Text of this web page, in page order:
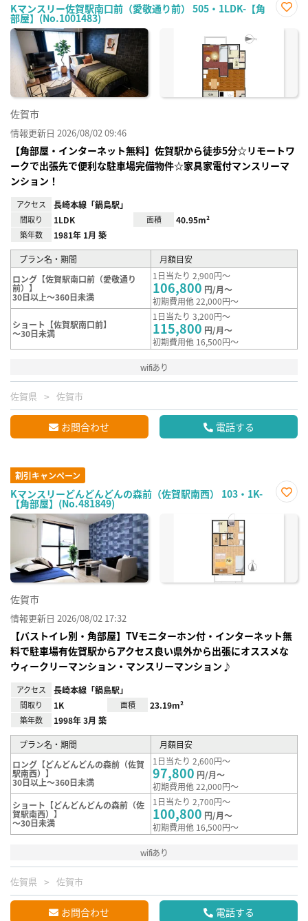
Kマンスリー佐賀駅南口前（愛敬通り前） 505・1LDK-【角
部屋】(No.1001483)
に入
佐賀市
情報更新日 2026/08/02 09:46
【角部屋・インターネット無料】佐賀駅から徒歩5分☆リモートワ
ークで出張先で便利な駐車場完備物件☆家具家電付マンスリーマ
ンション！
アクセス 長崎本線「鍋島駅」
間取り 1LDK 面積 40.95m²
築年数 1981年 1月 築
プラン名・期間
月額目安
ロング【佐賀駅南口前（愛敬通り
前）】
30日以上～360日未満
1日当たり 2,900円～
106,800 円/月～
初期費用他 22,000円～
ショート【佐賀駅南口前】
～30日未満
1日当たり 3,200円～
115,800 円/月～
初期費用他 16,500円～
wifiあり
佐賀県 佐賀市
お問合わせ 電話する
割引キャンペーン
Kマンスリーどんどんどんの森前（佐賀駅南西） 103・1K-
【角部屋】(No.481849)
に入
佐賀市
情報更新日 2026/08/02 17:32
【バストイレ別・角部屋】TVモニターホン付・インターネット無
料で駐車場有佐賀駅からアクセス良い県外から出張にオススメな
ウィークリーマンション・マンスリーマンション♪
アクセス 長崎本線「鍋島駅」
間取り 1K 面積 23.19m²
築年数 1998年 3月 築
プラン名・期間
月額目安
ロング【どんどんどんの森前（佐賀
駅南西）】
30日以上～360日未満
1日当たり 2,600円～
97,800 円/月～
初期費用他 22,000円～
ショート【どんどんどんの森前（佐
賀駅南西）】
～30日未満
1日当たり 2,700円～
100,800 円/月～
初期費用他 16,500円～
wifiあり
佐賀県 佐賀市
お問合わせ 電話する